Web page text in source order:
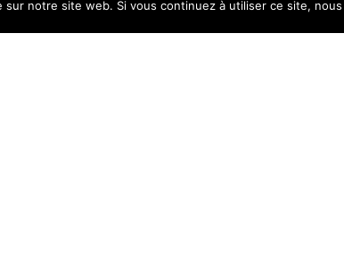
notre site web. Si vous continuez à utiliser ce site,